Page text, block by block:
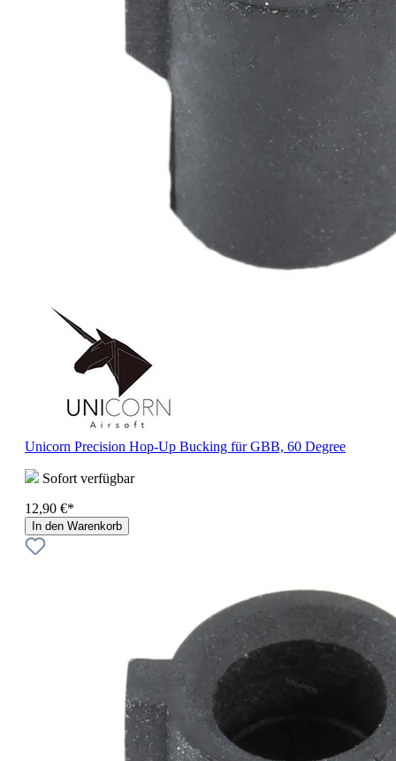
Unicorn Precision Hop-Up Bucking für GBB, 60 Degree
Sofort verfügbar
12,90 €*
In den Warenkorb